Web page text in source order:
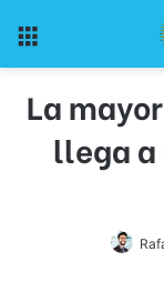
La
llega a